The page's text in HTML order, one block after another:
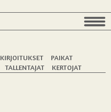
KIRJOITUKSET
PAIKAT
TALLENTAJAT KERTOJAT